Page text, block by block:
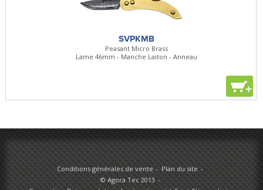
SVPKMB
Peasant Micro Brass
Lame 46mm - Manche Laiton - Anneau
+
Conditions générales de vente
Plan du site
© Agora Tec 2013